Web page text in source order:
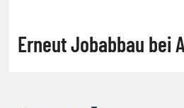
Erneut Jobabbau bei